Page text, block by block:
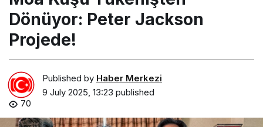
Dönüyor: Peter Jackson
Projede!
Published by Haber Merkezi
9 July 2025, 13:23 published
70